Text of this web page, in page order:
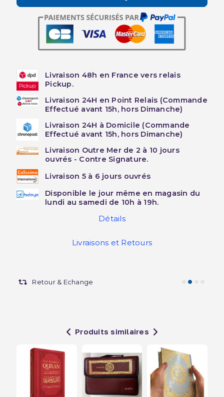
Livraison 48h en France vers relais
Pickup.
Livraison 24H en Point Relais (Commande
Effectué avant 15h, hors Dimanche)
Livraison 24H à Domicile (Commande
Effectué avant 15h, hors Dimanche)
Livraison Outre Mer de 2 à 10 jours
ouvrés - Contre Signature.
Livraison 5 à 6 jours ouvrés
Disponible le jour même en magasin du
lundi au samedi de 10h à 19h.
Détails
Livraisons et Retours
Retour & Echange
Produits similaires